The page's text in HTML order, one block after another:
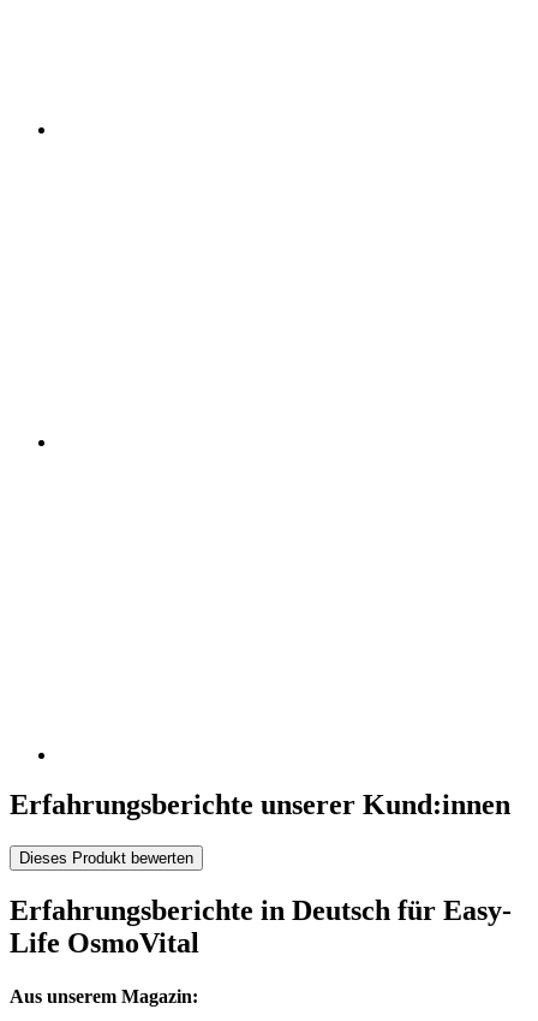
Erfahrungsberichte unserer Kund:innen
Dieses Produkt bewerten
Erfahrungsberichte in Deutsch für Easy-
Life OsmoVital
Aus unserem Magazin: